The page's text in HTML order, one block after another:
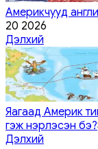
Америкчууд
20 2026
Дэлхий
Яагаад Америк
гэж нэрлэсэн бэ?
Дэлхий